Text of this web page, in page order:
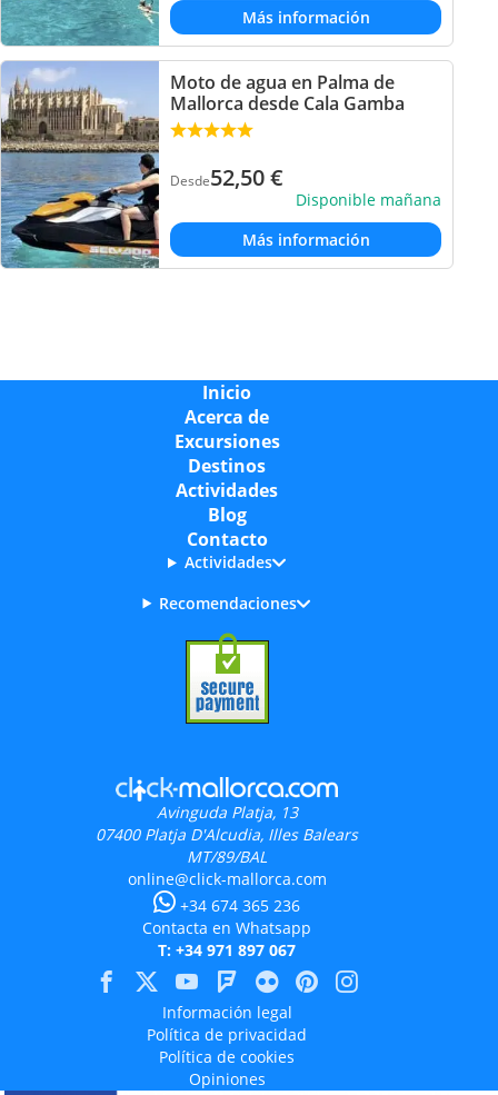
Más información
Moto de agua en Palma de
Mallorca desde Cala Gamba
Desde52,50€
Disponible mañana
Más información
Inicio
Acerca de
Excursiones
Destinos
Actividades
Blog
Contacto
Actividades
Recomendaciones
Avinguda Platja, 13
07400 Platja D'Alcudia, Illes Balears
MT/89/BAL
online@click-mallorca.com
+34 674 365 236
Contacta en Whatsapp
T: +34 971 897 067
Información legal
Política de privacidad
Política de cookies
Opiniones